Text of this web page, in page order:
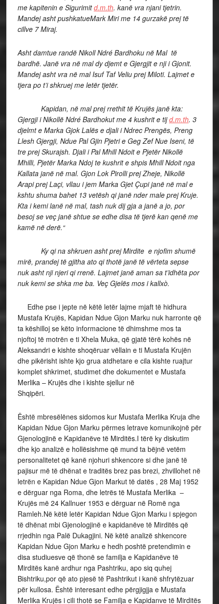
me kapitenin e Sigurimitd.m.th. kanë vra njani tjetrin.
Mandej asht pushkatueMark Miri me 14 gurzakë prej të
cillve 7 Miraj.
Asht damtue randë Nikoll Ndré Bardhoku në Mal të
bardhë. Janë vra në mal dy djemt e Gjergjit e nji i Gjonit.
Mandej asht vra në mal Isuf Taf Veliu prej Miloti. Lajmet e
tjera po t’i shkruej me letër tjetër.
Kapidan, në mal prej rrethit të Krujës janë kta:
Gjergji i Nikollë Ndré Bardhokut me 4 kushrit e tijd.m.th. 3
djelmt e Marka Gjok Lalës e djali i Ndrec Prengës, Preng
Llesh Gjergji, Ndue Pal Gjin Pjetri e Geg Zef Nue Iseni, të
tre prej Skurajsh. Djali i Pal Mhill Ndoit e Pjetër Nikollë
Mhilli, Pjetër Marka Ndoj te kushrit e shpis Mhill Ndoit nga
Kallata janë në mal. Gjon Lok Pirolli prej Zheje, Nikollë
Arapi prej Laçi, vllau i jem Marka Gjet Çupi janë në mal e
kshtu shuma bahet 13 vetësh qi janë nder male prej Kruje.
Kta i kemi lanë në mal, tash nuk dij gja a janë a jo, por
besoj se veç janë shtue se edhe disa të tjerë kan qenë me
kamë në derë.“
Ky qi na shkruen asht prej Mirdite e njofim shumë
mirë, prandej të gjitha ato qi thotë janë të vërteta sepse
nuk asht nji njeri qi rrenë. Lajmet janë aman sa t’idhëta por
nuk kemi se shka me ba. Veç Gjelës mos i kallxò.
Edhe pse i jepte në këtë letër lajme mjaft të hidhura
Mustafa Krujës, Kapidan Ndue Gjon Marku nuk harronte që
ta këshilloj se këto informacione të dhimshme mos ta
njoftoj të motrën e ti Xhela Muka, që gjatë tërë kohës në
Aleksandri e kishte shoqëruar vëllain e ti Mustafa Krujën
dhe pikërisht ishte kjo grua atdhetare e cila kishte ruajtur
komplet shkrimet, studimet dhe dokumentet e Mustafa
Merlika – Krujës dhe i kishte sjellur në
Shqipëri.
Është mbresëlënes sidomos kur Mustafa Merlika Kruja dhe
Kapidan Ndue Gjon Marku përmes letrave komunikojnë për
Gjenologjinë e Kapidanëve të Mirditës.I tërë ky diskutim
dhe kjo analizë e hollësishme që mund ta bëjnë vetëm
personalitetet që kanë njohuri shkencore si dhe janë të
pajisur më të dhënat e traditës brez pas brezi, zhvillohet në
letrën e Kapidan Ndue Gjon Markut të datës , 28 Maj 1952
e dërguar nga Roma, dhe letrës të Mustafa Merlika –
Krujës më 24 Kallnuer 1953 e dërguar në Romë nga
Ramleh.Në këtë letër Kapidan Ndue Gjon Marku i spjegon
të dhënat mbi Gjenologjinë e kapidanëve të Mirditës që
rrjedhin nga Palë Dukagjini. Në këtë analizë shkencore
Kapidan Ndue Gjon Marku e hedh poshtë pretendimin e
disa studiuesve që thonë se familja e Kapidanëve të
Mirditës kanë ardhur nga Pashtriku, apo siq quhej
Bishtriku,por që ato pjesë të Pashtrikut i kanë shfrytëzuar
për kullosa. Është interesant edhe përgjigjja e Mustafa
Merlika Krujës i cili thotë se Familja e Kapidanve të Mirditës